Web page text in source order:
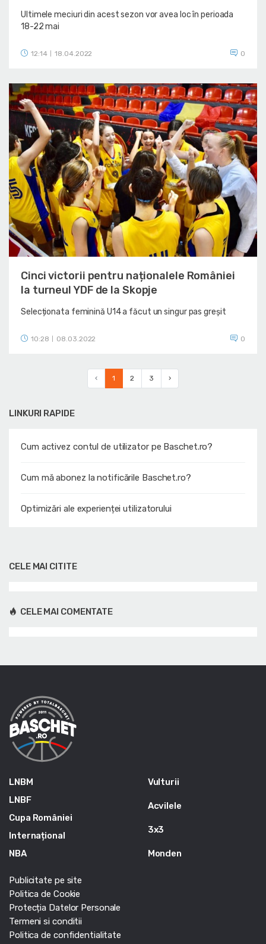
LINKURI RAPIDE
Cum activez contul de utilizator pe Baschet.ro?
Cum mă abonez la notificările Baschet.ro?
Optimizări ale experienței utilizatorului
Ultimele meciuri din acest sezon vor avea loc în perioada
18-22 mai
12:14 18.04.2022 0
Cinci victorii pentru naționalele României
la turneul YDF de la Skopje
Selecționata feminină U14 a făcut un singur pas greșit
10:28 08.03.2022 0
‹ 1 2 3 ›
CELE MAI CITITE
CELE MAI COMENTATE
LNBM
LNBF
Cupa României
Internațional
NBA
Vulturii
Acvilele
3x3
Monden
Publicitate pe site
Politica de Cookie
Protecția Datelor Personale
Termeni si conditii
Politica de confidentialitate